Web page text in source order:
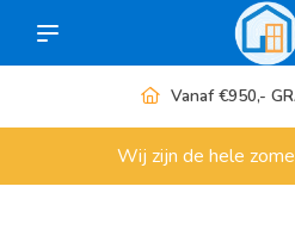
Vanaf €950,-
Wij zijn de hele